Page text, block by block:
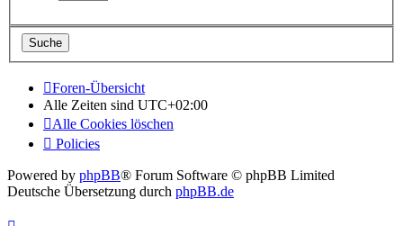
Foren-Übersicht
Alle Zeiten sind UTC+02:00
Alle Cookies löschen
Policies
Powered by phpBB® Forum Software © phpBB Limited
Deutsche Übersetzung durch phpBB.de